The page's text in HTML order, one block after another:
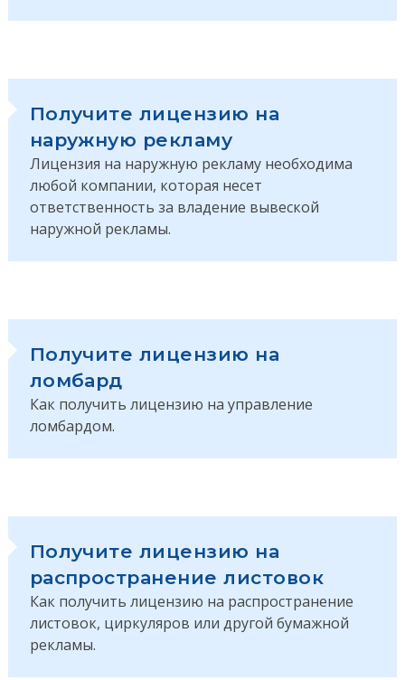
Получите лицензию на
наружную рекламу
Лицензия на наружную рекламу необходима
любой компании, которая несет
ответственность за владение вывеской
наружной рекламы.
Получите лицензию на
ломбард
Как получить лицензию на управление
ломбардом.
Получите лицензию на
распространение листовок
Как получить лицензию на распространение
листовок, циркуляров или другой бумажной
рекламы.